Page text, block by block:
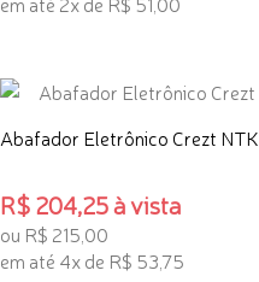
Abafador Eletrônico Crezt NTK
R$ 204,25 à vista
ou R$ 215,00
em até 4x de R$ 53,75